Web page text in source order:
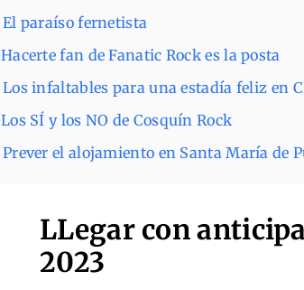
El paraíso fernetista
Hacerte fan de Fanatic Rock es la posta
Los infaltables para una estadía feliz en
Los SÍ y los NO de Cosquín Rock
Prever el alojamiento en Santa María de
LLegar con
2023